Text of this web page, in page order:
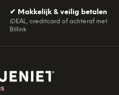
✔ Makkelijk & veilig betalen
iDEAL, creditcard of achteraf met
Billink